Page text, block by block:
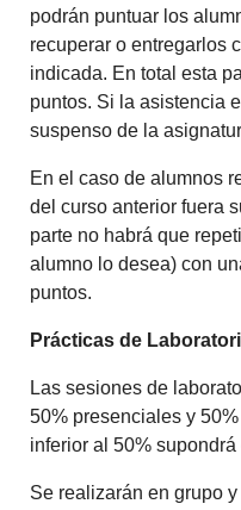
podrán puntuar los
recuperar o entregarlos
indicada. En total esta
puntos. Si la asistencia
suspenso de la
En el caso de alumnos
del curso anterior fuera
parte no habrá que
alumno lo desea) con
puntos.
Prácticas de
Las sesiones de
50% presenciales y
inferior al 50%
Se realizarán en grupo